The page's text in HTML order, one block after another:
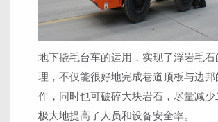
地下撬毛台车的运用，实现了浮岩毛
理，不仅能很好地完成巷道顶板与边邦
作，同时也可破碎大块岩石，尽量减少
极大地提高了人员和设备安全率。